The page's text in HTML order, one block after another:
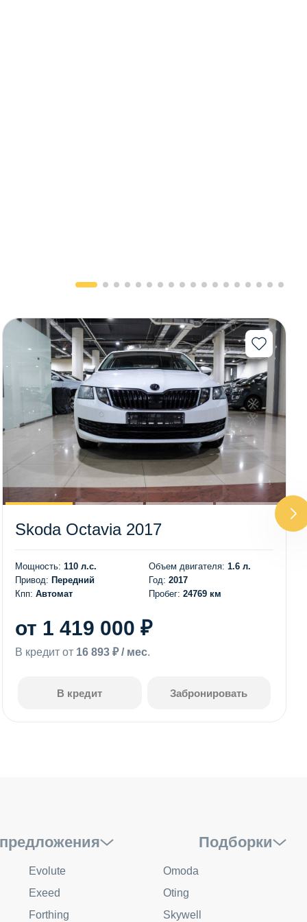
Skoda Octavia 2017
Мощность:110 л.с.
Привод: Передний
Кпп:Автомат
Объем двигателя:1.6 л.
Год:2017
Пробег:24769 км
от 1 419 000 ₽
В кредит от 16 893 ₽ / мес.
В кредит Забронировать
Подборки
Evolute
Exeed
Forthing
Omoda
Oting
Skywell